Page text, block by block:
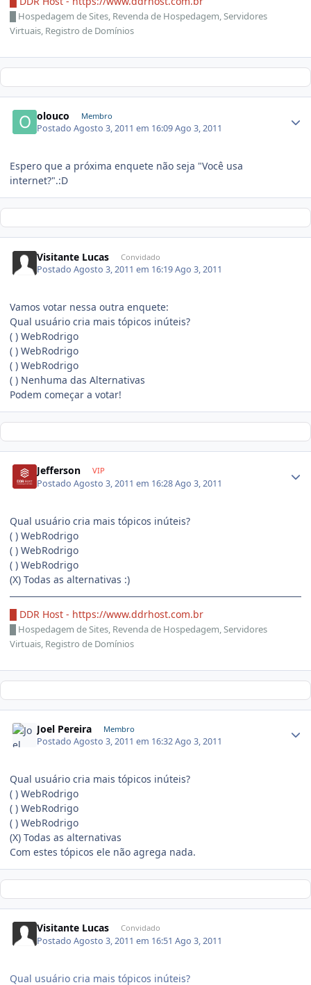
Hospedagem de Sites, Revenda de Hospedagem, Servidores
Virtuais, Registro de Domínios
olouco Membro
PostadoAgosto 3, 2011 em 16:09Ago 3, 2011
Espero que a próxima enquete não seja "Você usa
internet?".:D
Visitante Lucas Convidado
PostadoAgosto 3, 2011 em 16:19Ago 3, 2011
Vamos votar nessa outra enquete:
Qual usuário cria mais tópicos inúteis?
( ) WebRodrigo
( ) WebRodrigo
( ) WebRodrigo
( ) Nenhuma das Alternativas
Podem começar a votar!
Jefferson VIP
PostadoAgosto 3, 2011 em 16:28Ago 3, 2011
Qual usuário cria mais tópicos inúteis?
( ) WebRodrigo
( ) WebRodrigo
( ) WebRodrigo
(X) Todas as alternativas :)
█ DDR Host - https://www.ddrhost.com.br
Hospedagem de Sites, Revenda de Hospedagem, Servidores
Virtuais, Registro de Domínios
Joel Pereira Membro
PostadoAgosto 3, 2011 em 16:32Ago 3, 2011
Qual usuário cria mais tópicos inúteis?
( ) WebRodrigo
( ) WebRodrigo
( ) WebRodrigo
(X) Todas as alternativas
Com estes tópicos ele não agrega nada.
Visitante Lucas Convidado
PostadoAgosto 3, 2011 em 16:51Ago 3, 2011
Qual usuário cria mais tópicos inúteis?